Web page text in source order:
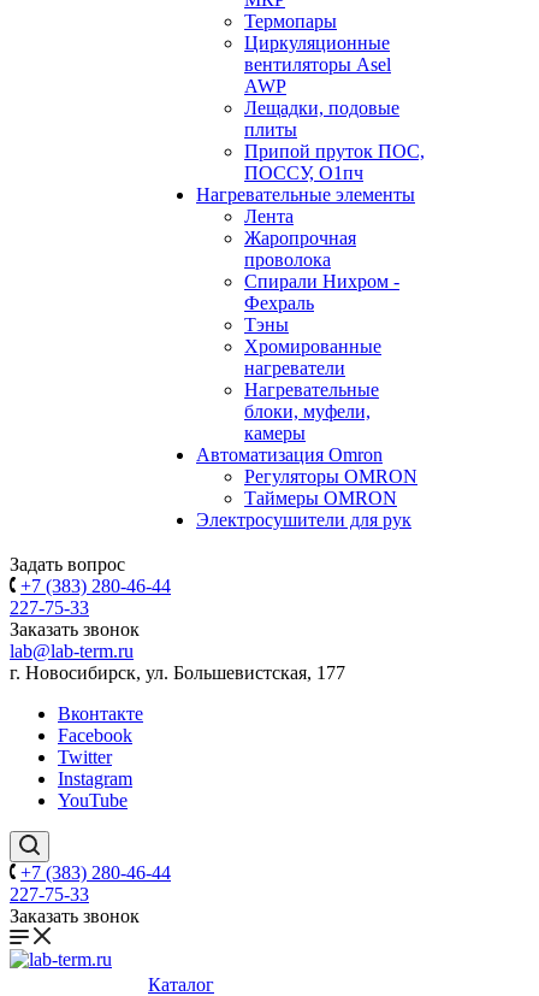
Термопары
Циркуляционные
вентиляторы Asel
AWP
Лещадки, подовые
плиты
Припой пруток ПОС,
ПОССУ, О1пч
Нагревательные элементы
Лента
Жаропрочная
проволока
Спирали Нихром -
Фехраль
Тэны
Хромированные
нагреватели
Нагревательные
блоки, муфели,
камеры
Автоматизация Omron
Регуляторы OMRON
Таймеры OMRON
Электросушители для рук
Задать вопрос
+7 (383) 280-46-44
227-75-33
Заказать звонок
lab@lab-term.ru
г. Новосибирск, ул. Большевистская, 177
Вконтакте
Facebook
Twitter
Instagram
YouTube
+7 (383) 280-46-44
227-75-33
Заказать звонок
Каталог